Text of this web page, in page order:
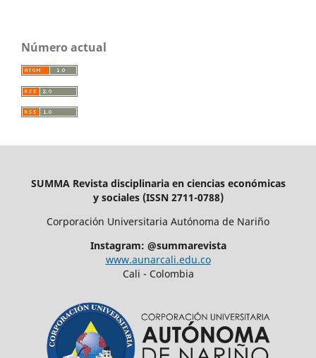
Número actual
SUMMA Revista disciplinaria en ciencias económicas
y sociales (ISSN 2711-0788)
Corporación Universitaria Autónoma de Nariño
Instagram: @summarevista
www.aunarcali.edu.co
Cali - Colombia